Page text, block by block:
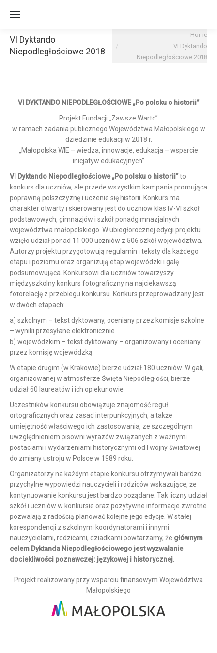
VI Dyktando
Niepodległościowe 2018
Home
VI Dyktando
Niepodległościowe 2018
VI DYKTANDO NIEPODLEGŁOŚCIOWE „Po polsku o historii”
Projekt Fundacji „Zawsze Warto”
w ramach zadania publicznego Województwa Małopolskiego w
dziedzinie edukacji w 2018 r.
„Małopolska WIE – wiedza, innowacje, edukacja – wsparcie
inicjatyw edukacyjnych”
VI Dyktando Niepodległościowe „Po polsku o historii”to
konkurs dla uczniów, ale przede wszystkim kampania promująca
poprawną polszczyznę i uczenie się historii. Konkurs ma
charakter otwarty i skierowany jest do uczniów klas IV-VI szkół
podstawowych, gimnazjów i szkół ponadgimnazjalnych
województwa małopolskiego. W ubiegłorocznej edycji projektu
wzięło udział ponad 11 000 uczniów z 506 szkół województwa.
Autorzy projektu przygotowują regulamin i teksty dla każdego
etapu i poziomu oraz organizują etap wojewódzki i galę
podsumowująca. Konkursowi dla uczniów towarzyszy
międzyszkolny konkurs fotograficzny na najciekawszą
fotorelację z przebiegu konkursu. Konkurs przeprowadzany jest
w dwóch etapach:
a) szkolnym – tekst dyktowany, oceniany przez komisje szkolne
– wyniki przesyłane elektronicznie
b) wojewódzkim – tekst dyktowany – organizowany i oceniany
przez komisję wojewódzką.
W etapie drugim (w Krakowie) bierze udział 180 uczniów. W gali,
organizowanej w atmosferze Święta Niepodległości, bierze
udział 60 laureatów i ich opiekunowie.
Uczestników konkursu obowiązuje znajomość reguł
ortograficznych oraz zasad interpunkcyjnych, a także
umiejętność właściwego ich zastosowania, ze szczególnym
uwzględnieniem pisowni wyrazów związanych z ważnymi
postaciami i wydarzeniami historycznymi od I wojny światowej
do zmiany ustroju w Polsce w 1989 roku.
Organizatorzy na każdym etapie konkursu otrzymywali bardzo
przychylne wypowiedzi nauczycieli i rodziców wskazujące, że
kontynuowanie konkursu jest bardzo pożądane. Tak liczny udział
szkół i uczniów w konkursie oraz pozytywne informacje zwrotne
pozwalają z radością planować kolejne jego edycje. W stałej
korespondencji z szkolnymi koordynatorami i innymi
nauczycielami, rodzicami, dziadkami powtarzamy, że głównym
celem Dyktanda Niepodległościowego jest wyzwalanie
dociekliwości poznawczej: językowej i historycznej
Projekt realizowany przy wsparciu finansowym Województwa
Małopolskiego